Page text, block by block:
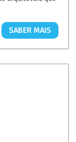
SABER MAIS